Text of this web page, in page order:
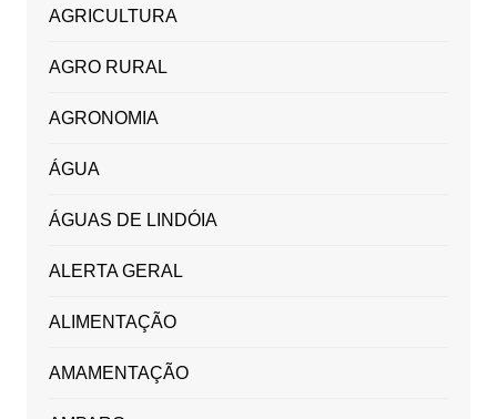
AGRICULTURA
AGRO RURAL
AGRONOMIA
ÁGUA
ÁGUAS DE LINDÓIA
ALERTA GERAL
ALIMENTAÇÃO
AMAMENTAÇÃO